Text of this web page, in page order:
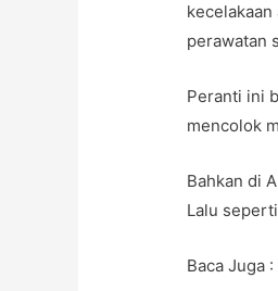
perawatan
Peranti ini
mencolok
Bahkan di
Lalu
Baca Juga :